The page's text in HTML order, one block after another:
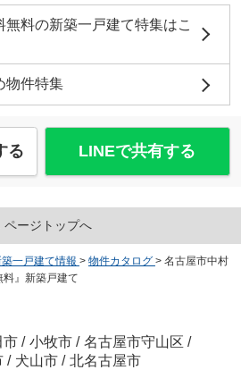
料の新築一戸建て特集はこ
物件特集
る LINEで共有する
ページトップへ
一戸建て情報 > 物件カタログ > 名古屋市中村
』新築戸建て
市 / 小牧市 / 名古屋市守山区 /
/ 犬山市 / 北名古屋市